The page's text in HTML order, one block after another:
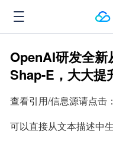
OpenAI研发全新
Shap-E，大大提
查看引用/信息源请点击
可以直接从文本描述中